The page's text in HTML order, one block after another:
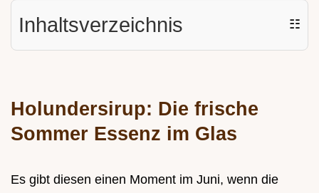
Inhaltsverzeichnis ☷
Holundersirup: Die frische
Sommer Essenz im Glas
Es gibt diesen einen Moment im Juni, wenn die